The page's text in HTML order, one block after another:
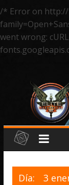
/* Error on http://
went wrong:
Día: 3